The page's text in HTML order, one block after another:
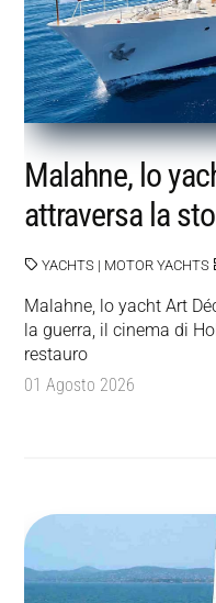
Malahne, lo
attraversa la
YACHTS | MOTOR YACHTS
Malahne, lo yacht Art
la guerra, il cinema di
restauro
01 Agosto 2026